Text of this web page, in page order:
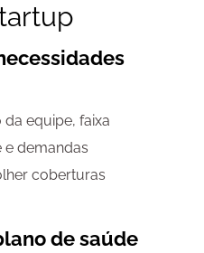
equipe, faixa
e demandas
coberturas
de saúde